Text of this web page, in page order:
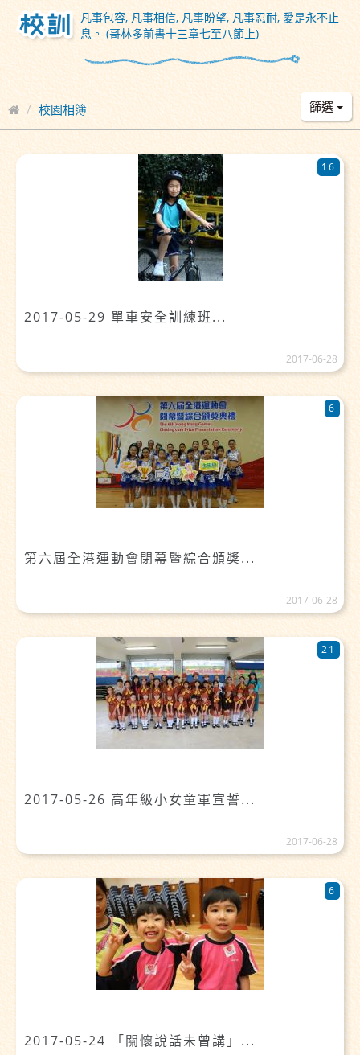
凡事包容, 凡事相信, 凡事盼望, 凡事忍耐, 愛是永不止
息。 (哥林多前書十三章七至八節上)
校園相簿 篩選
2017-05-29 單車安全訓練班...
16
2017-06-28
第六屆全港運動會閉幕暨綜合頒獎...
6
2017-06-28
2017-05-26 高年級小女童軍宣誓...
21
2017-06-28
2017-05-24 「關懷說話未曾講」...
6